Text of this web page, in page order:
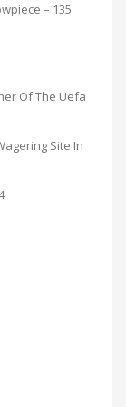
– 135
Of The Uefa
Site In